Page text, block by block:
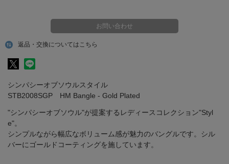
返品・交換についてはこちら
お問い合わせ
シンパシーオブソウルスタイル
STB2008SGP HM Bangle - Gold Plated
"シンパシーオブソウル"が提案するレディースコレクション"Styl
e"。
シンプルながら幅広なボリューム感が魅力のバングルです。シル
バーにゴールドコーティングを施しています。